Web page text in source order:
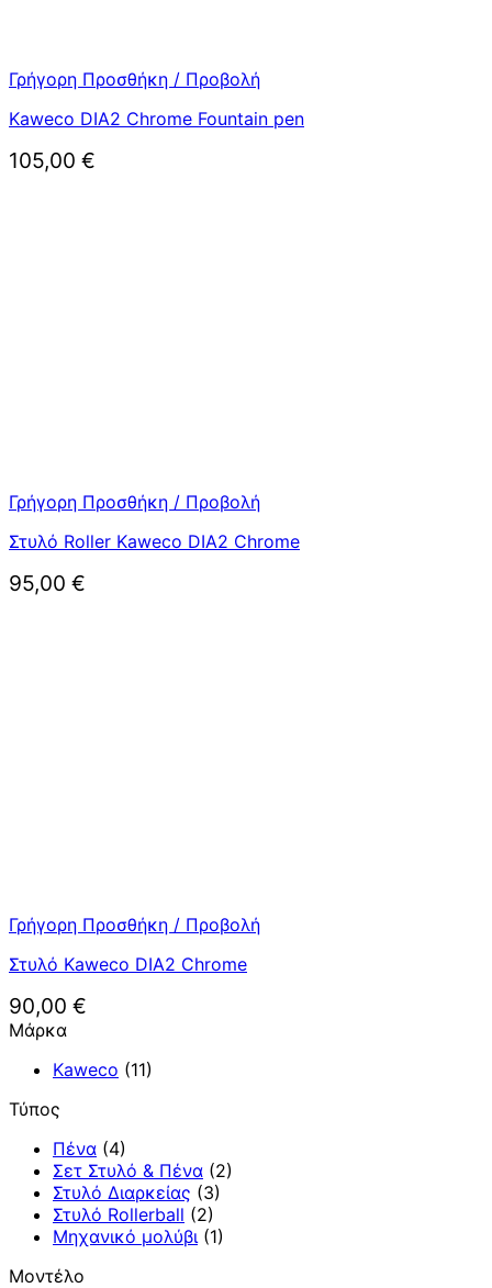
Γρήγορη Προσθήκη / Προβολή
Kaweco DIA2 Chrome Fountain pen
105,00 €
Γρήγορη Προσθήκη / Προβολή
Στυλό Roller Kaweco DIA2 Chrome
95,00 €
Γρήγορη Προσθήκη / Προβολή
Στυλό Kaweco DIA2 Chrome
90,00 €
Μάρκα
Kaweco (11)
Τύπος
Πένα (4)
Σετ Στυλό & Πένα (2)
Στυλό Διαρκείας (3)
Στυλό Rollerball (2)
Μηχανικό μολύβι (1)
Μοντέλο